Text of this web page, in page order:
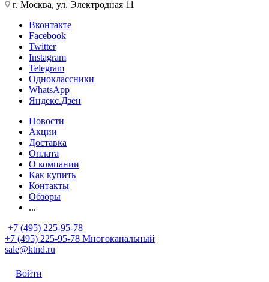
г. Москва, ул. Электродная 11
Вконтакте
Facebook
Twitter
Instagram
Telegram
Одноклассники
WhatsApp
Яндекс.Дзен
Новости
Акции
Доставка
Оплата
О компании
Как купить
Контакты
Обзоры
...
+7 (495) 225-95-78
+7 (495) 225-95-78 Многоканальный
sale@ktnd.ru
Войти